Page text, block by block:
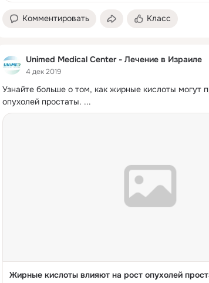
Комментировать Класс
Unimed Medical Center - Лечение в Израиле
4 дек 2019
Узнайте больше о том, как жирные кислоты могут
опухолей простаты. ...
Жирные кислоты влияют на рост опухолей